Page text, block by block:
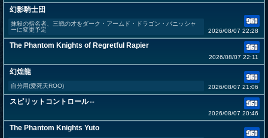
幻影騎士団
抹殺の指名者、三戦の才をダーク・アームド・ドラゴン・バニッシャ
ーに変更予定
2026/08/07 22:28
The Phantom Knights of Regretful Rapier
2026/08/07 22:11
幻煌龍
自分用(愛死天ROO) 2026/08/07 21:06
スピリットコントロール⇔
2026/08/07 20:46
The Phantom Knights Yuto